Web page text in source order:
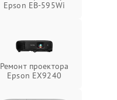
Epson EB-595Wi
Ремонт проектора
Epson EX9240